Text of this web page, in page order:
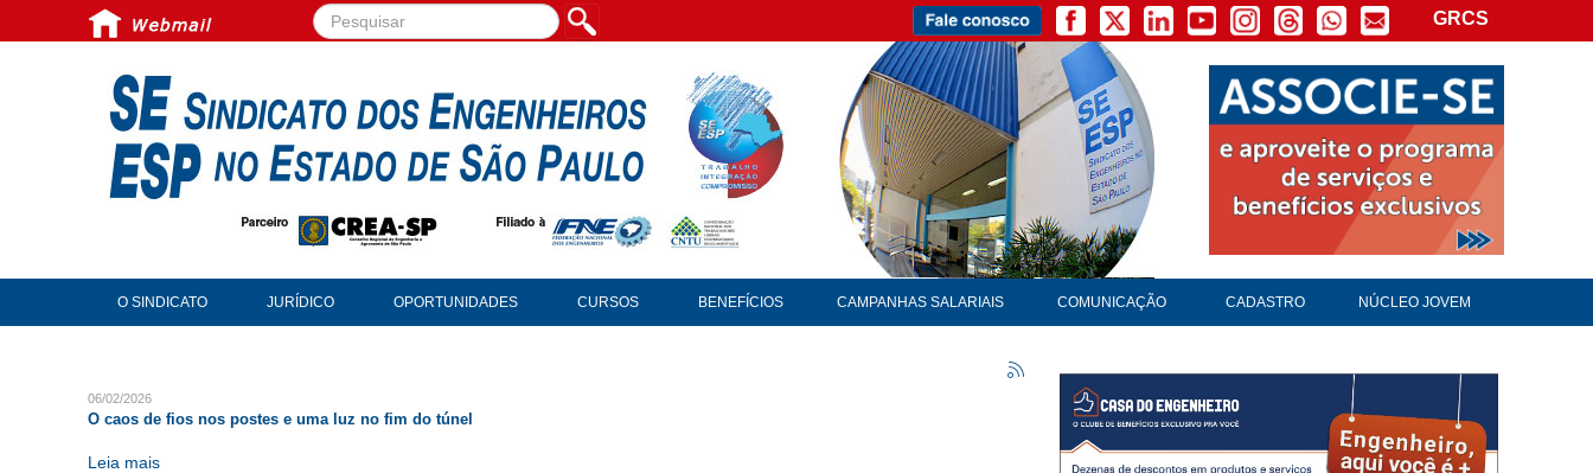
Pesquisar... GRCS
O SINDICATO JURÍDICO OPORTUNIDADES CURSOS BENEFÍCIOS CAMPANHAS SALARIAIS COMUNICAÇÃO CADASTRO NÚCLEO JOVEM
06/02/2026
O caos de fios nos postes e uma luz no fim do túnel
Leia mais